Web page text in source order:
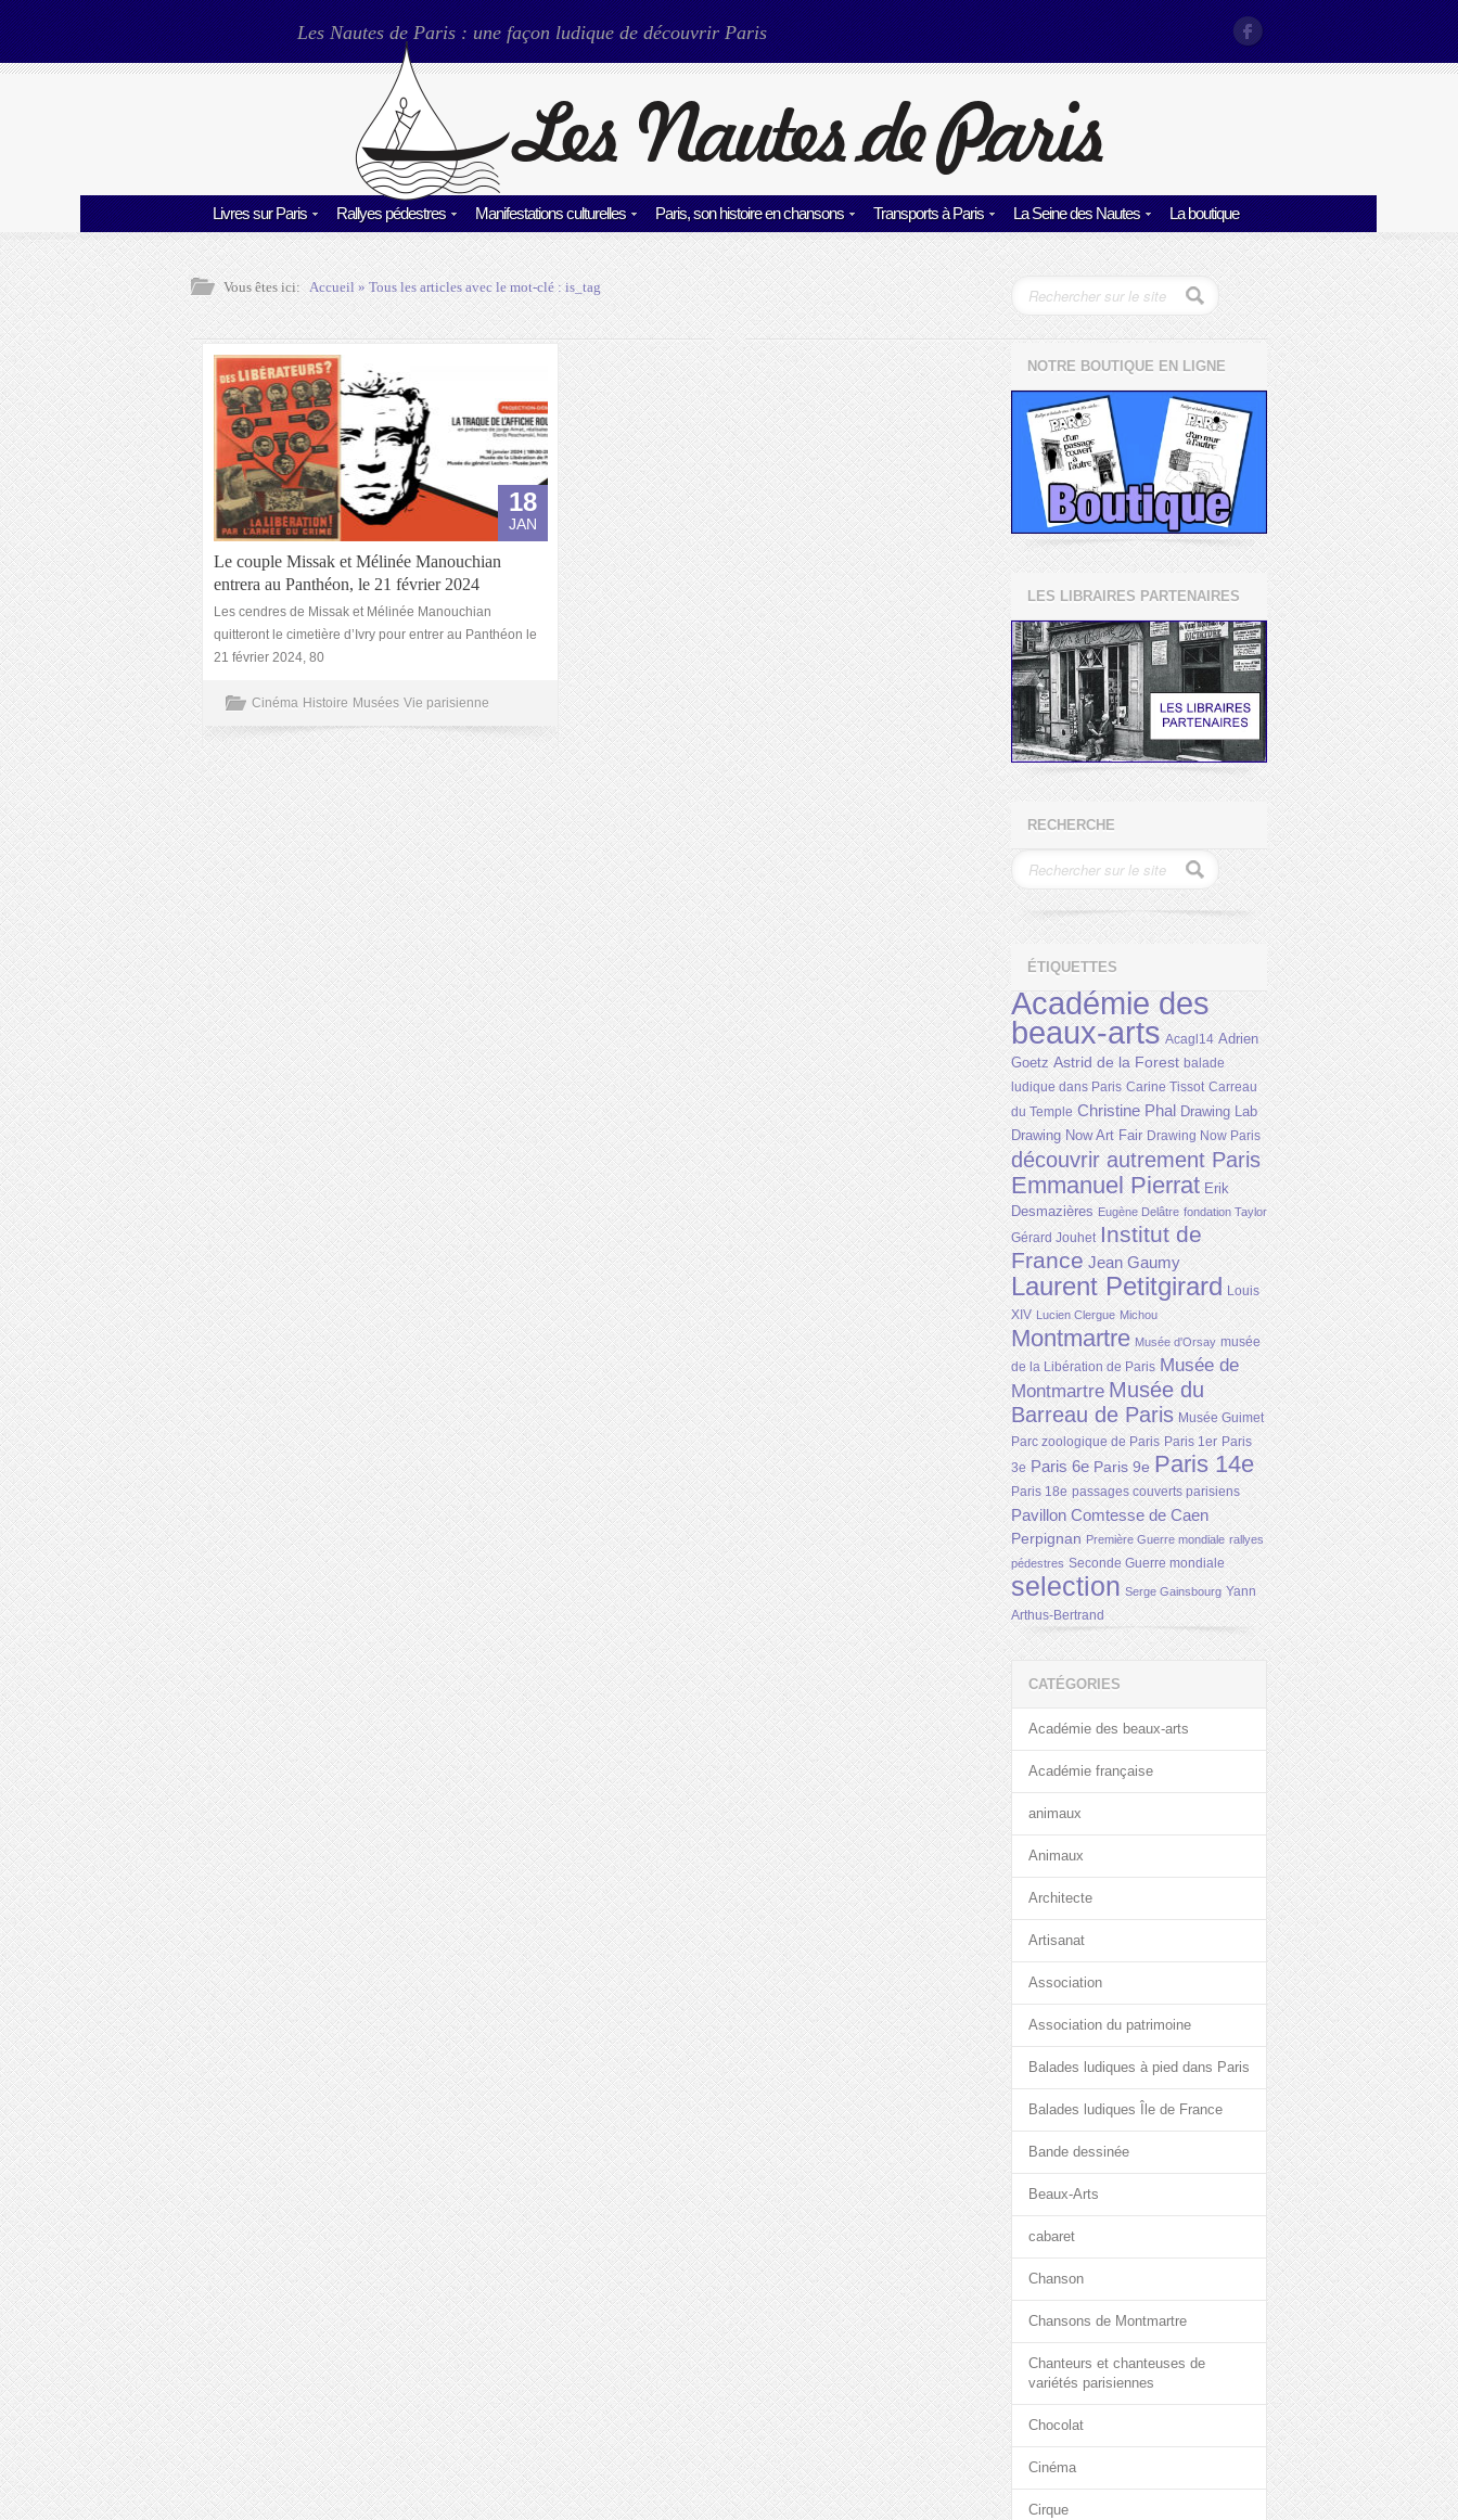
Les Nautes de Paris : une façon ludique de découvrir Paris
Livres sur Paris Rallyes pédestres Manifestations culturelles Paris, son histoire en chansons Transports à Paris La Seine des Nautes La boutique
Vous êtes ici: Accueil» Tous les articles avec le mot-clé :is_tag
18
JAN
Le couple Missak et Mélinée Manouchian
entrera au Panthéon, le 21 février 2024
Les cendres de Missak et Mélinée Manouchian
quitteront le cimetière d’Ivry pour entrer au Panthéon le
21 février 2024, 80
Cinéma Histoire Musées Vie parisienne
NOTRE BOUTIQUE EN LIGNE
LES LIBRAIRES PARTENAIRES
RECHERCHE
ÉTIQUETTES
Académie des
beaux-arts Acagl14 Adrien
Goetz Astrid de la Forest balade
ludique dans Paris Carine Tissot Carreau
du Temple Christine Phal Drawing Lab
Drawing Now Art Fair Drawing Now Paris
découvrir autrement Paris
Emmanuel Pierrat Erik
Desmazières Eugène Delâtre fondation Taylor
Gérard Jouhet Institut de
France Jean Gaumy
Laurent Petitgirard Louis
XIV Lucien Clergue Michou
Montmartre Musée d'Orsay musée
de la Libération de Paris Musée de
Montmartre Musée du
Barreau de Paris Musée Guimet
Parc zoologique de Paris Paris 1er Paris
3e Paris 6e Paris 9e Paris 14e
Paris 18e passages couverts parisiens
Pavillon Comtesse de Caen
Perpignan Première Guerre mondiale rallyes
pédestres Seconde Guerre mondiale
selection Serge Gainsbourg Yann
Arthus-Bertrand
CATÉGORIES
Académie des beaux-arts
Académie française
animaux
Animaux
Architecte
Artisanat
Association
Association du patrimoine
Balades ludiques à pied dans Paris
Balades ludiques Île de France
Bande dessinée
Beaux-Arts
cabaret
Chanson
Chansons de Montmartre
Chanteurs et chanteuses de
variétés parisiennes
Chocolat
Cinéma
Cirque